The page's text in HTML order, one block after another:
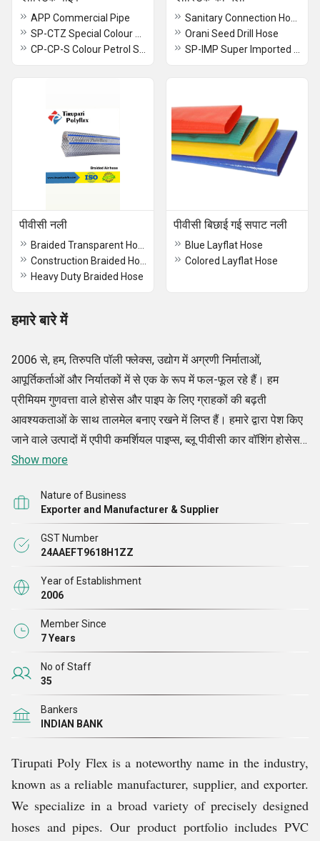
APP Commercial Pipe
Orani Seed Drill Hose
पीवीसी नली
Heavy Duty Braided Hose
पीवीसी बिछाई गई सपाट नली
Blue Layflat Hose
Colored Layflat Hose
हमारे बारे में
2006 से, हम, तिरुपति पॉली फ्लेक्स, उद्योग में अग्रणी निर्माताओं,
आपूर्तिकर्ताओं और निर्यातकों में से एक के रूप में फल-फूल रहे हैं। हम
प्रीमियम गुणवत्ता वाले होसेस और पाइप के लिए ग्राहकों की बढ़ती
आवश्यकताओं के साथ तालमेल बनाए रखने में लिप्त हैं। हमारे द्वारा पेश किए
जाने वाले उत्पादों में एपीपी कमर्शियल पाइप्स, ब्लू पीवीसी कार वॉशिंग होसेस,
स्काई ब्लू बीजीएच ब्रेडेड गार्डन होसेस, मीडियम ड्यूटी सक्शन होसेस,
किए गए हैं और अत्यधिक टिकाऊ हैं। इसके अलावा, हमारे उत्पाद संक्षारक
रोधी, हल्के, लचीले और आकार और आकार में सटीक हैं।
हम सस्ती दरों पर विशिष्ट रूप से विकसित उत्पाद रेंज की पेशकश करने पर
गर्व करते हैं। इसके अलावा, हम 100% ग्राहकों की संतुष्टि सुनिश्चित करने
के लिए हमारे पेशेवरों द्वारा की गई कड़ी मेहनत की भी सराहना करते हैं। हमारे
पेशेवर हमारे सम्मानित ग्राहकों को शीघ्र डिलीवरी सेवाएं, विश्वसनीय बिक्री
के बाद की सेवाएं, सुरक्षित लेनदेन, एक निर्दोष ऑनबोर्डिंग अनुभव और अन्य
लाभ प्रदान करने में हमारी मदद करने का प्रयास करते हैं।
Show more
Nature of Business
Exporter and Manufacturer & Supplier
GST Number
24AAEFT9618H1ZZ
Year of Establishment
2006
Member Since
7 Years
No of Staff
35
Bankers
INDIAN BANK
Tirupati Poly Flex is a noteworthy name in the industry,
known as a reliable manufacturer, supplier, and exporter.
We specialize in a broad variety of precisely designed
hoses and pipes. Our product portfolio includes PVC